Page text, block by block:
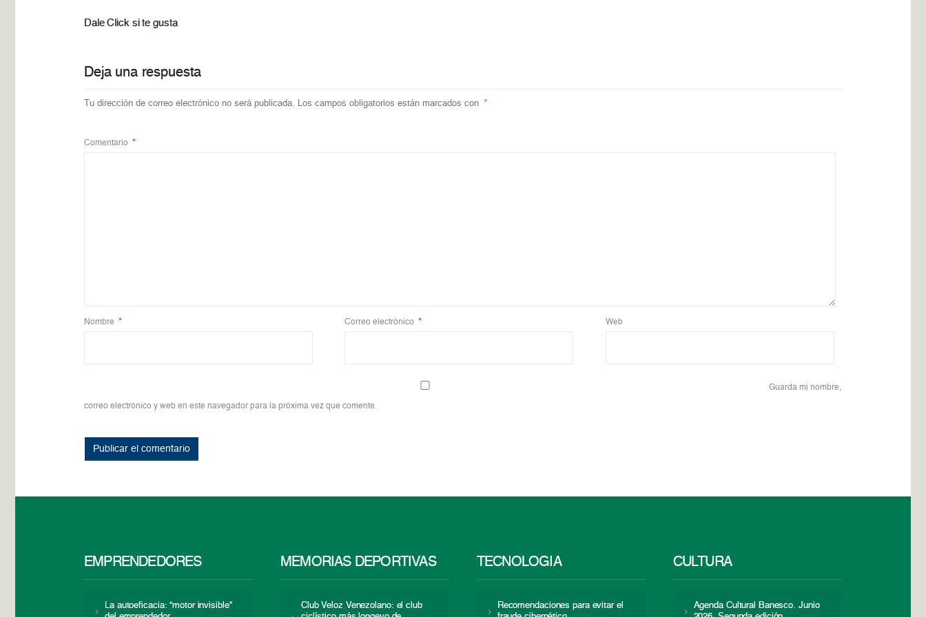
Dale Click si te gusta
Deja una respuesta
Tu dirección de correo electrónico no será publicada. Los campos obligatorios están marcados con *
Comentario *
Nombre * Correo electrónico * Web
Guarda mi nombre,
correo electrónico y web en este navegador para la próxima vez que comente.
EMPRENDEDORES
La autoeficacia: “motor invisible”
MEMORIAS DEPORTIVAS
Club Veloz Venezolano: el club
TECNOLOGÍA
Recomendaciones para evitar el
CULTURA
Agenda Cultural Banesco. Junio